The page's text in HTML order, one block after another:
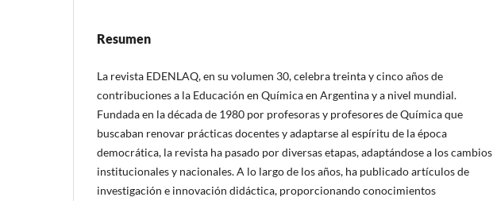
Resumen
La revista EDENLAQ, en su volumen 30, celebra treinta y cinco años de
contribuciones a la Educación en Química en Argentina y a nivel mundial.
Fundada en la década de 1980 por profesoras y profesores de Química que
buscaban renovar prácticas docentes y adaptarse al espíritu de la época
democrática, la revista ha pasado por diversas etapas, adaptándose a los cambios
institucionales y nacionales. A lo largo de los años, ha publicado artículos de
investigación e innovación didáctica, proporcionando conocimientos